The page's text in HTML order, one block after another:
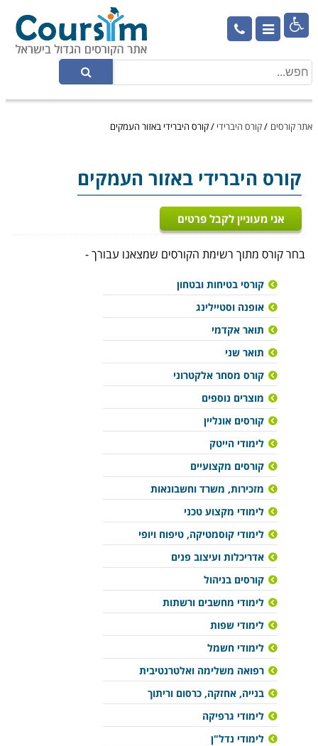

אתר קורסים /קורס היברידי /קורס היברידי באזור העמקים
קורס היברידי באזור העמקים
אני מעוניין לקבל פרטים
בחר קורס מתוך רשימת הקורסים שמצאנו עבורך -
קורסי בטיחות ובטחון
אופנה וסטיילינג
תואר אקדמי
תואר שני
קורס מסחר אלקטרוני
מוצרים נוספים
קורסים אונליין
לימודי הייטק
קורסים מקצועיים
מזכירות, משרד וחשבונאות
לימודי מקצוע טכני
לימודי קוסמטיקה, טיפוח ויופי
אדריכלות ועיצוב פנים
קורסים בניהול
לימודי מחשבים ורשתות
לימודי שפות
לימודי חשמל
רפואה משלימה ואלטרנטיבית
בנייה, אחזקה, כרסום וריתוך
לימודי גרפיקה
לימודי נדל"ן